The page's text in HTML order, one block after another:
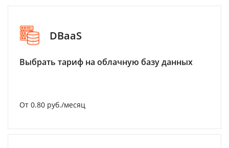
DBaaS
Выбрать тариф на облачную базу данных
От 0.80 руб./месяц